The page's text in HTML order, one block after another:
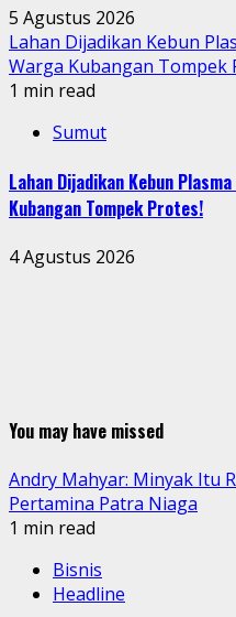
5 Agustus 2026
Lahan Dijadikan Kebun
Warga Kubangan Tompek
1 min read
Sumut
Lahan Dijadikan Kebun
Kubangan Tompek Protes!
4 Agustus 2026
You may have missed
Andry Mahyar: Minyak Itu
Pertamina Patra Niaga
1 min read
Bisnis
Headline